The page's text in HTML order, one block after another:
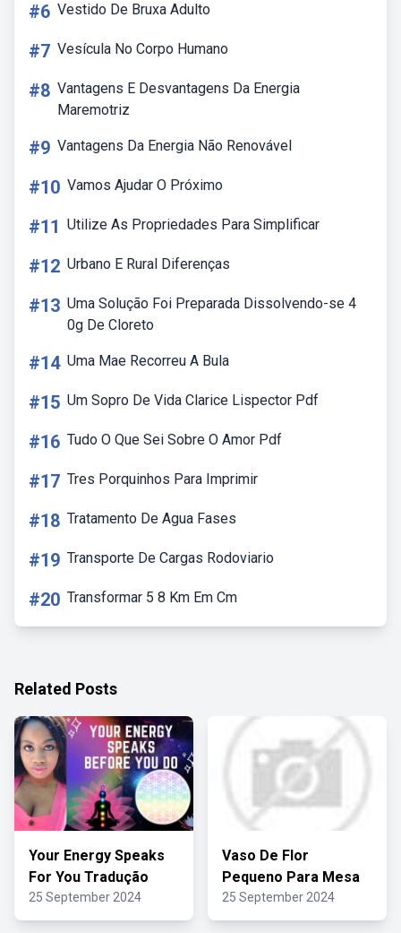
#6 Vestido De Bruxa Adulto
#7 Vesícula No Corpo Humano
#8 Vantagens E Desvantagens Da Energia
Maremotriz
#9 Vantagens Da Energia Não Renovável
#10 Vamos Ajudar O Próximo
#11 Utilize As Propriedades Para Simplificar
#12 Urbano E Rural Diferenças
#13 Uma Solução Foi Preparada Dissolvendo-se 4
0g De Cloreto
#14 Uma Mae Recorreu A Bula
#15 Um Sopro De Vida Clarice Lispector Pdf
#16 Tudo O Que Sei Sobre O Amor Pdf
#17 Tres Porquinhos Para Imprimir
#18 Tratamento De Agua Fases
#19 Transporte De Cargas Rodoviario
#20 Transformar 5 8 Km Em Cm
Related Posts
Your Energy Speaks
For You Tradução
25 September 2024
Vaso De Flor
Pequeno Para Mesa
25 September 2024